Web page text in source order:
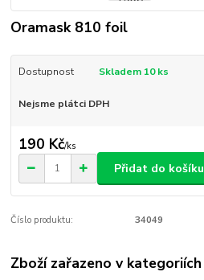
Oramask 810 foil
Dostupnost Skladem 10 ks
Nejsme plátci DPH
190 Kč/ks
Přidat do košíku
Číslo produktu: 34049
Zboží zařazeno v kategoriích